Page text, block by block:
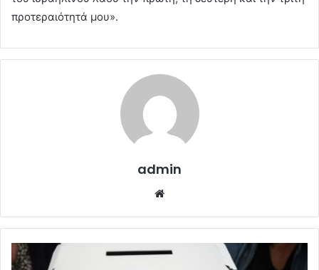
προτεραιότητά μου».
admin